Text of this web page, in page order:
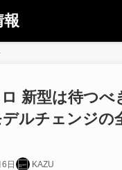
報
新型は待つべ
ルチェンジの
日 KAZU